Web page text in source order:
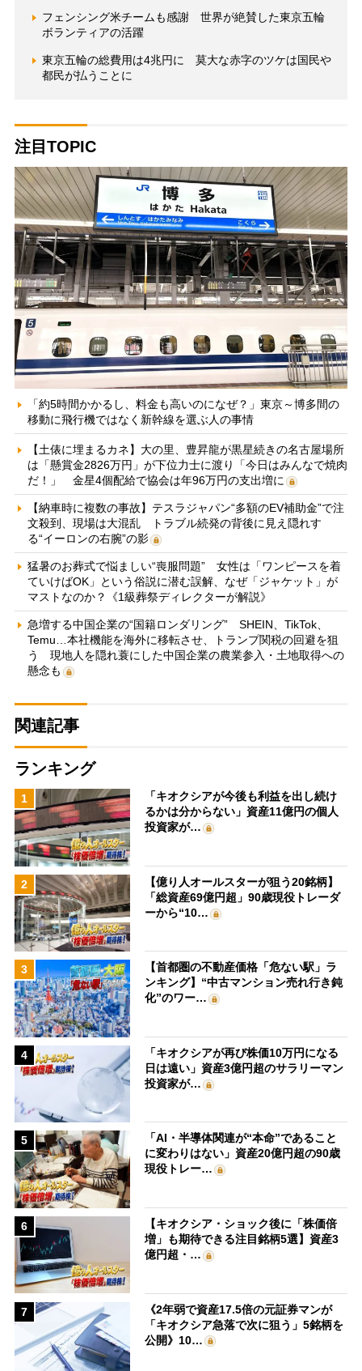
フェンシング米チームも感謝 世界が絶賛した東京五輪
ボランティアの活躍
東京五輪の総費用は4兆円に 莫大な赤字のツケは国民や
都民が払うことに
注目TOPIC
「約5時間かかるし、料金も高いのになぜ？」東京～博多間の
移動に飛行機ではなく新幹線を選ぶ人の事情
【土俵に埋まるカネ】大の里、豊昇龍が黒星続きの名古屋場所
は「懸賞金2826万円」が下位力士に渡り「今日はみんなで焼肉
だ！」 金星4個配給で協会は年96万円の支出増に
【納車時に複数の事故】テスラジャパン“多額のEV補助金”で注
文殺到、現場は大混乱 トラブル続発の背後に見え隠れす
る“イーロンの右腕”の影
猛暑のお葬式で悩ましい“喪服問題” 女性は「ワンピースを着
ていけばOK」という俗説に潜む誤解、なぜ「ジャケット」が
マストなのか？《1級葬祭ディレクターが解説》
急増する中国企業の“国籍ロンダリング” SHEIN、TikTok、
Temu…本社機能を海外に移転させ、トランプ関税の回避を狙
う 現地人を隠れ蓑にした中国企業の農業参入・土地取得への
懸念も
関連記事
ランキング
1
「キオクシアが今後も利益を出し続け
るかは分からない」資産11億円の個人
投資家が…
2
【億り人オールスターが狙う20銘柄】
「総資産69億円超」90歳現役トレーダ
ーから“10…
3
【首都圏の不動産価格「危ない駅」ラ
ンキング】“中古マンション売れ行き鈍
化”のワー…
4
「キオクシアが再び株価10万円になる
日は遠い」資産3億円超のサラリーマン
投資家が…
5
「AI・半導体関連が“本命”であること
に変わりはない」資産20億円超の90歳
現役トレー…
6
【キオクシア・ショック後に「株価倍
増」も期待できる注目銘柄5選】資産3
億円超・…
7
《2年弱で資産17.5倍の元証券マンが
「キオクシア急落で次に狙う」5銘柄を
公開》10…